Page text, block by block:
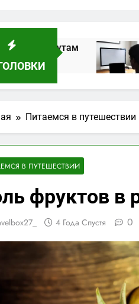
1 Месяц
Питаемся в путешествии
В ПУТЕШЕСТВИИ
фруктов в
4 Года Спустя 0